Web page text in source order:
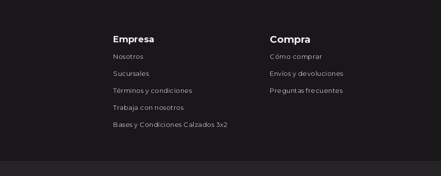
Empresa
Nosotros
Sucursales
Términos y condiciones
Trabaja con nosotros
Bases y Condiciones Calzados 3x2
Compra
Cómo comprar
Envíos y devoluciones
Preguntas frecuentes